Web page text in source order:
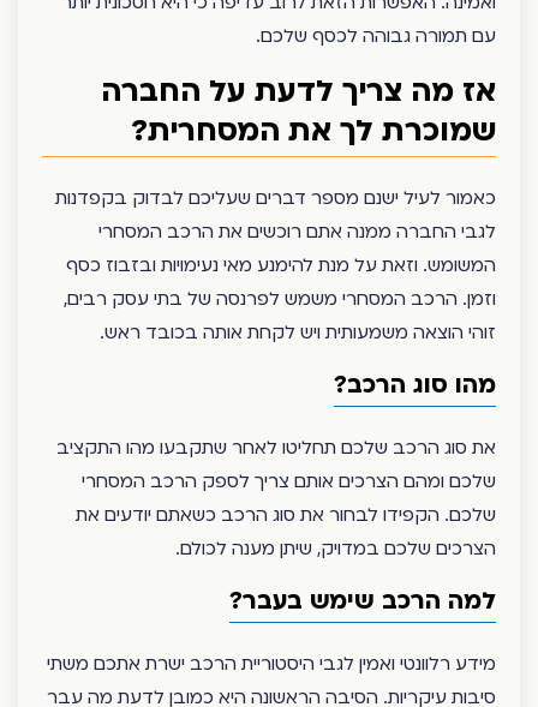
עם תמורה גבוהה לכסף שלכם.
אז מה צריך לדעת על החברה
שמוכרת לך את המסחרית?
כאמור לעיל ישנם מספר דברים שעליכם לבדוק בקפדנות
לגבי החברה ממנה אתם רוכשים את הרכב המסחרי
המשומש. וזאת על מנת להימנע מאי נעימויות ובזבוז כסף
וזמן. הרכב המסחרי משמש לפרנסה של בתי עסק רבים,
זוהי הוצאה משמעותית ויש לקחת אותה בכובד ראש.
מהו סוג הרכב?
את סוג הרכב שלכם תחליטו לאחר שתקבעו מהו התקציב
שלכם ומהם הצרכים אותם צריך לספק הרכב המסחרי
שלכם. הקפידו לבחור את סוג הרכב כשאתם יודעים את
הצרכים שלכם במדויק, שיתן מענה לכולם.
למה הרכב שימש בעבר?
מידע רלוונטי ואמין לגבי היסטוריית הרכב ישרת אתכם משתי
סיבות עיקריות. הסיבה הראשונה היא כמובן לדעת מה עבר